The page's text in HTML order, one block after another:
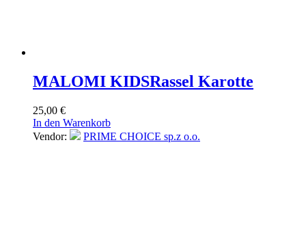
MALOMI KIDSRassel Karotte
25,00 €
In den Warenkorb
Vendor:
PRIME CHOICE sp.z o.o.